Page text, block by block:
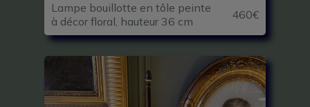
Lampe bouillotte en tôle peinte
à décor floral, hauteur 36 cm
460€